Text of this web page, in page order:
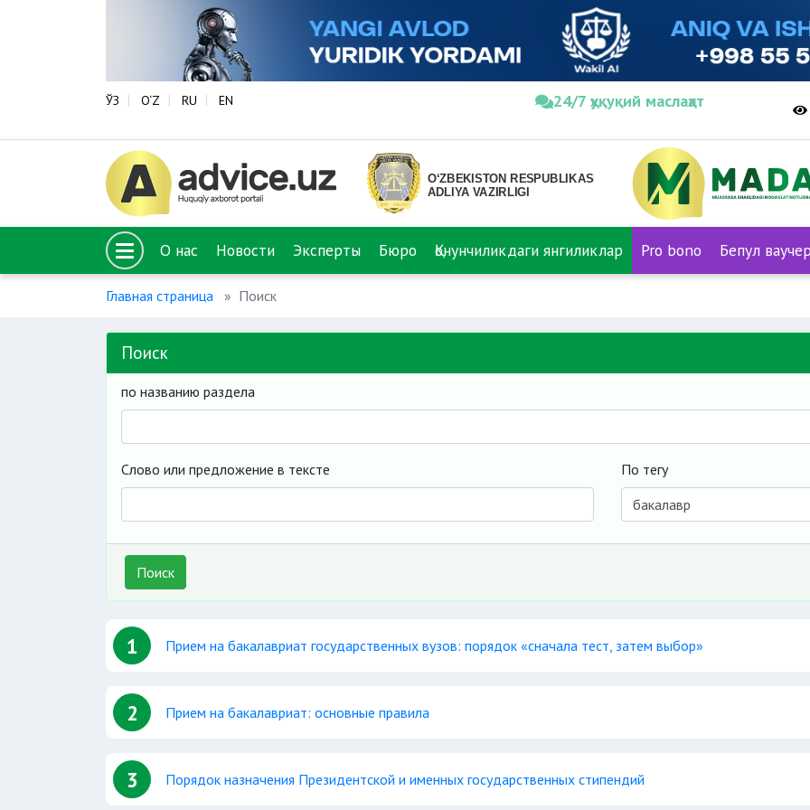
ЎЗ O‘Z RU EN 24/7 ҳуқуқий маслаҳат
О нас Новости Эксперты Бюро Қонунчиликдаги янгиликлар Pro bono Бепул
Главная страница Поиск
Поиск
по названию раздела
Слово или предложение в тексте По тегу
Поиск
1 Прием на бакалавриат государственных вузов: порядок «сначала тест, затем выбор»
2 Прием на бакалавриат: основные правила
3 Порядок назначения Президентской и именных государственных стипендий